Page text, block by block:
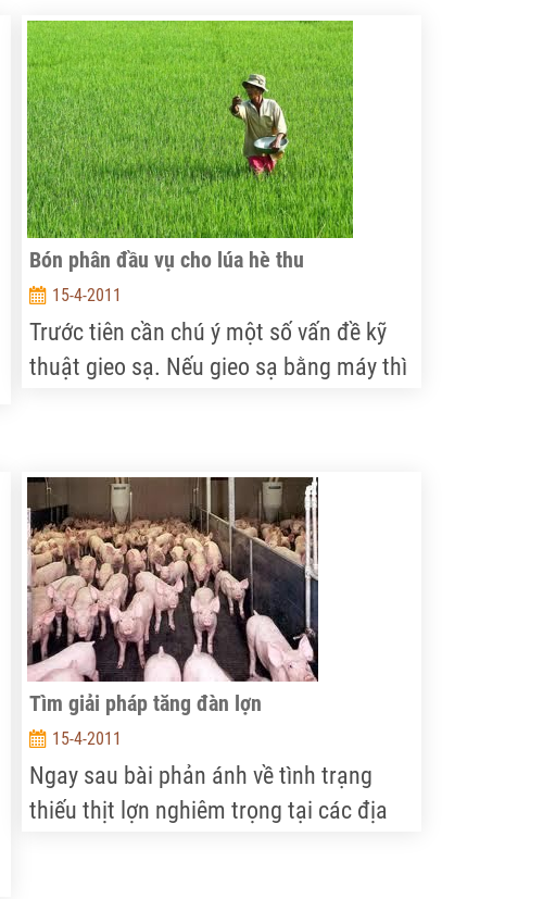
Bá Lịch, Chủ tịch Hiệp hội Thức ăn chăn
nuôi VN mở đầu câu chuyện với NVNN
khi bàn tới thực trạng ngành chăn nuôi
lợn hiện nay.
Bón phân đầu vụ cho lúa hè thu
15-4-2011
Trước tiên cần chú ý một số vấn đề kỹ
thuật gieo sạ. Nếu gieo sạ bằng máy thì
Tìm giải pháp tăng đàn lợn
15-4-2011
Ngay sau bài phản ánh về tình trạng
thiếu thịt lợn nghiêm trọng tại các địa